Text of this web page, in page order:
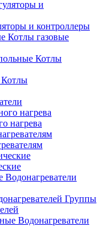
и контроллеры
Котлы газовые
Котлы
Котлы
нагрева
Водонагреватели
Группы
Водонагреватели